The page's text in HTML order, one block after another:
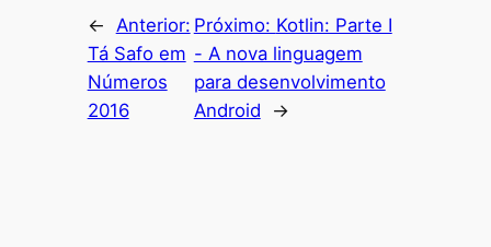
←
Anterior:
Tá Safo em
Números
2016
Próximo: Kotlin: Parte I
- A nova linguagem
para desenvolvimento
Android
→